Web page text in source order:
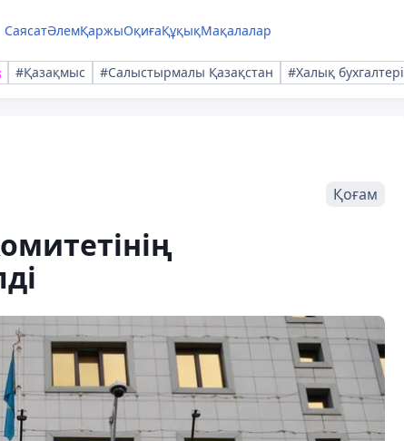
СаясатӘлемҚаржыОқиғаҚұқықМақалалар
#Қазақмыс #Салыстырмалы Қазақстан #Халық бухгалтері
Қоғам